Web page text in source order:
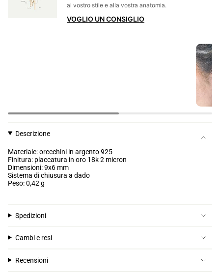
al vostro stile e alla vostra anatomia.
VOGLIO UN CONSIGLIO
Descrizione
Materiale: orecchini in argento 925
Finitura: placcatura in oro 18k 2 micron
Dimensioni: 9x6 mm
Sistema di chiusura a dado
Peso: 0,42 g
Spedizioni
Cambi e resi
Recensioni